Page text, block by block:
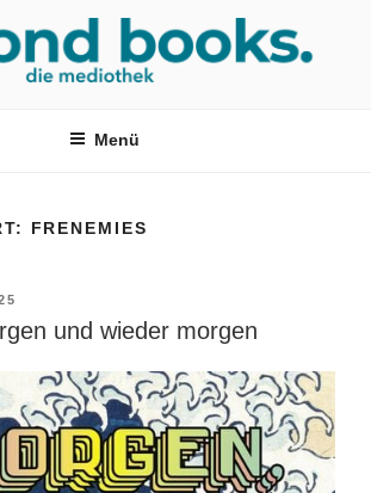
Menü
FRENEMIES
und wieder morgen